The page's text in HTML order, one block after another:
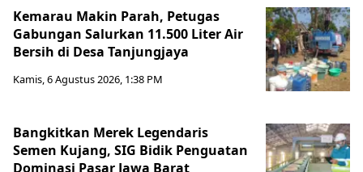
Kemarau Makin Parah, Petugas
Gabungan Salurkan 11.500 Liter Air
Bersih di Desa Tanjungjaya
Kamis, 6 Agustus 2026, 1:38 PM
Bangkitkan Merek Legendaris
Semen Kujang, SIG Bidik Penguatan
Dominasi Pasar Jawa Barat